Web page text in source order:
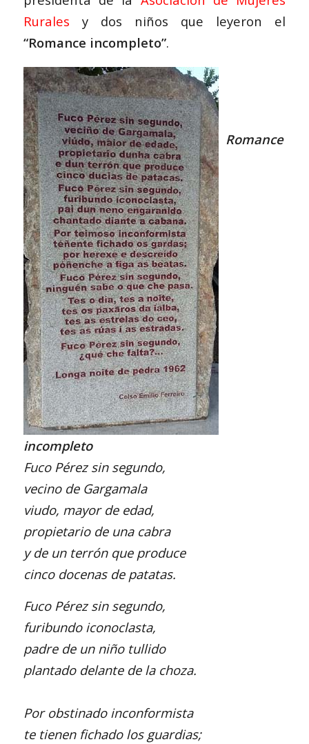
Rurales y dos niños que leyeron el
“Romance incompleto”.
Romance
incompleto
Fuco Pérez sin segundo,
vecino de Gargamala
viudo, mayor de edad,
propietario de una cabra
y de un terrón que produce
cinco docenas de patatas.
Fuco Pérez sin segundo,
furibundo iconoclasta,
padre de un niño tullido
plantado delante de la choza.
Por obstinado inconformista
te tienen fichado los guardias;